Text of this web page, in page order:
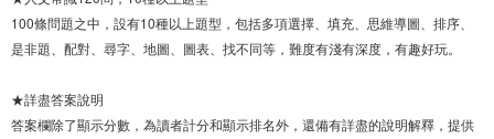
100條問題之中，設有10種以上題型，包括多項選擇、填充、思維導圖、排序、
是非題、配對、尋字、地圖、圖表、找不同等，難度有淺有深度，有趣好玩。
★詳盡答案說明
答案欄除了顯示分數，為讀者計分和顯示排名外，還備有詳盡的說明解釋，提供